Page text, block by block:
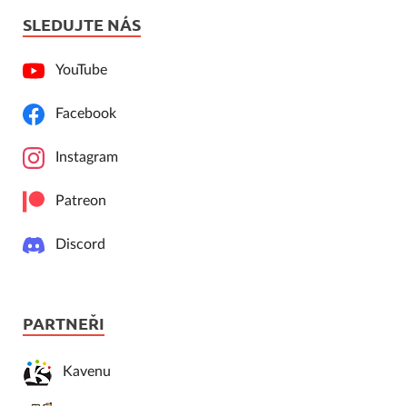
SLEDUJTE NÁS
YouTube
Facebook
Instagram
Patreon
Discord
PARTNEŘI
Kavenu